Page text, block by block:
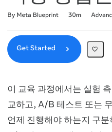
By Meta Blueprint
Duration 30m
Difficulty
Average rating: 0
No reviews
Get Started
이 교육 과정에서는 실험
교하고, A/B 테스트 또는
언제 진행해야 하는지 구